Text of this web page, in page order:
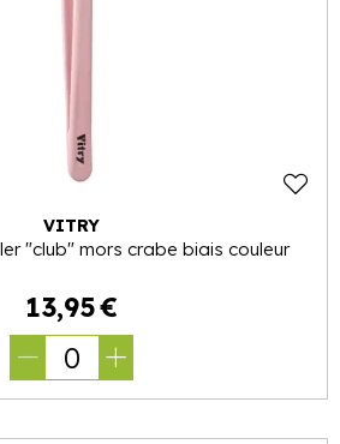
VITRY
"club" mors crabe biais couleur
13,95€
0